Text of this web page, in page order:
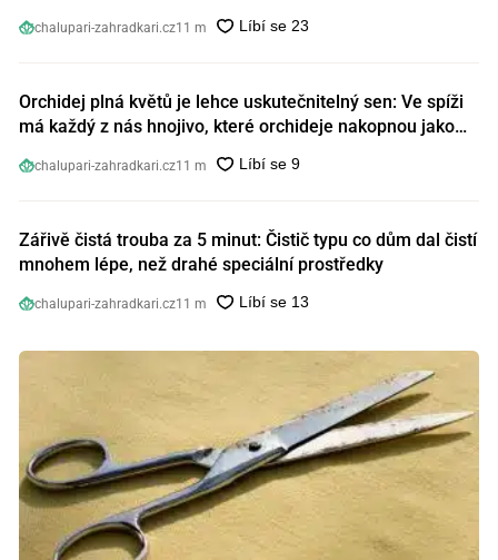
chalupari-zahradkari.cz11 m
Orchidej plná květů je lehce uskutečnitelný sen: Ve spíži
má každý z nás hnojivo, které orchideje nakopnou jako
chalupari-zahradkari.cz11 m
Zářivě čistá trouba za 5 minut: Čistič typu co dům dal čistí
mnohem lépe, než drahé speciální prostředky
chalupari-zahradkari.cz11 m